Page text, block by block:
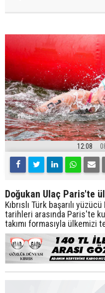
12:08
Doğukan Ulaç Paris'te
Kıbrıslı Türk başarılı
tarihleri arasında Paris'te
takımı formasıyla ülkemizi